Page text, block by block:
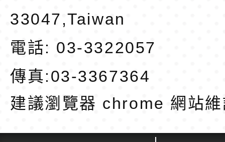
33047,Taiwan
電話: 03-3322057
傳真:03-3367364
建議瀏覽器 chrome 網站